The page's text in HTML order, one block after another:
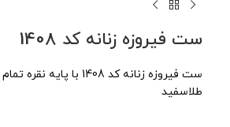
ست فیروزه زنانه کد 1408
ست فیروزه زنانه کد 1408 با
طلاسفید